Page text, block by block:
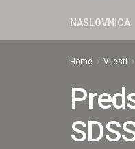
NASLOVNICA
Home Vijesti